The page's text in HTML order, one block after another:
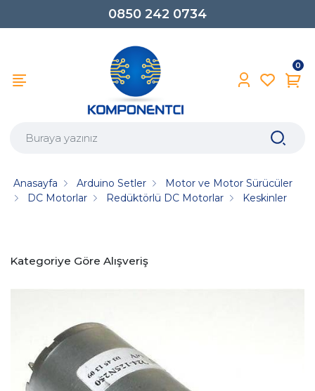
0850 242 0734
0
Anasayfa Arduino Setler
Motor ve Motor Sürücüler
DC Motorlar
Redüktörlü DC Motorlar Keskinler
Kategoriye Göre Alışveriş